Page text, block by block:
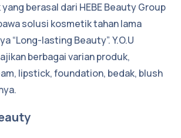
berasal dari HEBE Beauty Group
solusi kosmetik tahan lama
“Long-lasting Beauty”. Y.O.U
berbagai varian produk,
lipstick, foundation, bedak, blush